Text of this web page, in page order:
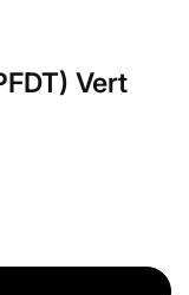
Vert